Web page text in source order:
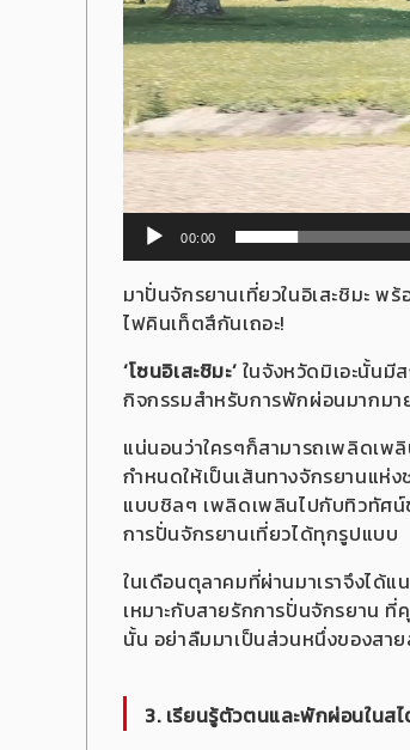
00:00
มาปั่นจักรยานเที่ยวในอิเสะชิมะ
ไฟคินเท็ตสึกันเถอะ!
‘โซนอิเสะชิมะ’ ในจังหวัดมิเอะนั้น
กิจกรรมสำหรับการพักผ่อนมากมา
แน่นอนว่าใครๆก็สามารถเพลิดเพ
กำหนดให้เป็นเส้นทางจักรยานแห่ง
แบบชิลๆ เพลิดเพลินไปกับทิวทัศน์
การปั่นจักรยานเที่ยวได้ทุกรูปแบบ
ในเดือนตุลาคมที่ผ่านมาเราจึงได้
เหมาะกับสายรักการปั่นจักรยาน
นั้น อย่าลืมมาเป็นส่วนหนึ่งของสา
3. เรียนรู้ตัวตนและพักผ่อนในส